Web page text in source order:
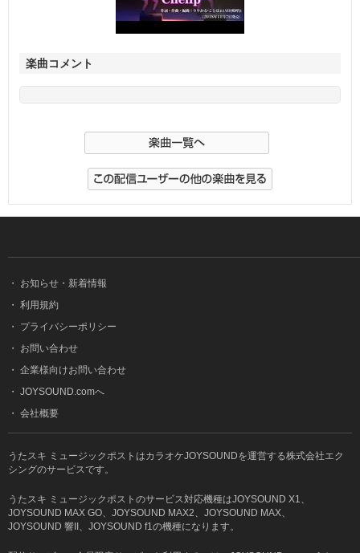
楽曲コメント
・
お知らせ・新着情報
・ 利用規約
・
プライバシーポリシー
・
お問い合わせ
・ 企業様向けお問い合わせ
・ JOYSOUND.comへ
・ 会社概要
うたスキ ミュージックポストはカラオケJOYSOUNDを運営する株式会社エク
シングのサービスです。
うたスキ ミュージックポストのサービス対応機種はJOYSOUND X1、
JOYSOUND MAX GO、JOYSOUND MAX2、JOYSOUND MAX、
JOYSOUND 響II、JOYSOUND f1の機種になります。